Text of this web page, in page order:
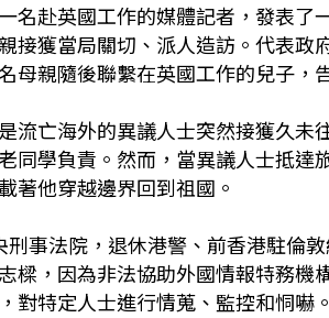
名赴英國工作的媒體記者，發表
接獲當局關切、派人造訪。代表
母親隨後聯繫在英國工作的兒子，
流亡海外的異議人士突然接獲久
同學負責。然而，當異議人士抵
著他穿越邊界回到祖國。
刑事法院，退休港警、前香港駐倫
樑，因為非法協助外國情報特務
對特定人士進行情蒐、監控和恫嚇。